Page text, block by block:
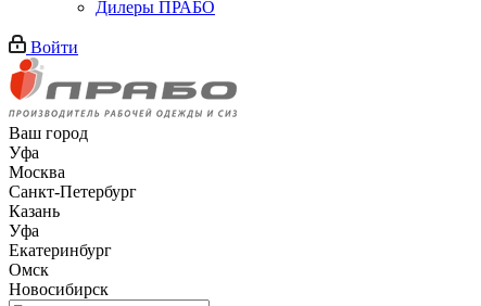
Дилеры ПРАБО
Войти
Ваш город
Уфа
Москва
Санкт-Петербург
Казань
Уфа
Екатеринбург
Омск
Новосибирск